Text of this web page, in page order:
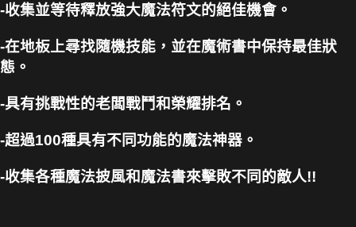
-收集並等待釋放強大魔法符文的絕佳機會。
-在地板上尋找隨機技能，並在魔術書中保持最佳狀
態。
-具有挑戰性的老闆戰鬥和榮耀排名。
-超過100種具有不同功能的魔法神器。
-收集各種魔法披風和魔法書來擊敗不同的敵人!!